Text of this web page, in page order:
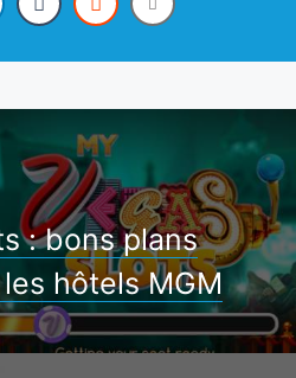
: bons plans
hôtels MGM